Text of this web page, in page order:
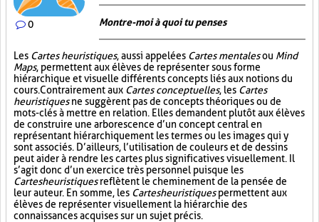
0 Montre-moi à quoi tu penses
Les Cartes heuristiques, aussi appelées Cartes mentalesou Mind
Maps, permettent aux élèves de représenter sous forme
hiérarchique et visuelle différents concepts liés aux notions du
cours. Contrairement aux Cartes conceptuelles, les Cartes
heuristiquesne suggèrent pas de concepts théoriques ou de
mots-clés à mettre en relation. Elles demandent plutôt aux élèves
de construire une arborescence d’un concept central en
représentant hiérarchiquement les termes ou les images qui y
sont associés. D’ailleurs, l’utilisation de couleurs et de dessins
peut aider à rendre les cartes plus significatives visuellement. Il
s’agit donc d’un exercice très personnel puisque les
Cartes heuristiquesreflètent le cheminement de la pensée de
leur auteur. En somme, les Cartes heuristiquespermettent aux
élèves de représenter visuellement la hiérarchie des
connaissances acquises sur un sujet précis.